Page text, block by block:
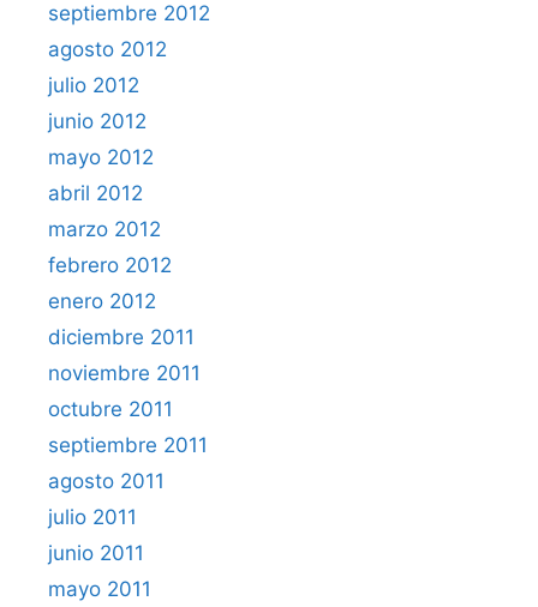
septiembre 2012
agosto 2012
julio 2012
junio 2012
mayo 2012
abril 2012
marzo 2012
febrero 2012
enero 2012
diciembre 2011
noviembre 2011
octubre 2011
septiembre 2011
agosto 2011
julio 2011
junio 2011
mayo 2011